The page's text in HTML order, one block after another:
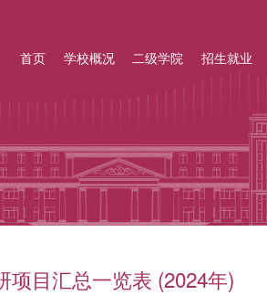
首页 学校概况 二级学院 招生就业
项目汇总一览表 (2024年)